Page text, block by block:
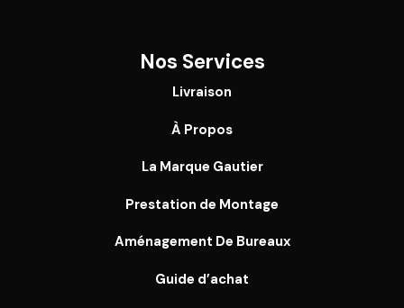
Nos Services
Livraison
À Propos
La Marque Gautier
Prestation de Montage
Aménagement De Bureaux
Guide d’achat